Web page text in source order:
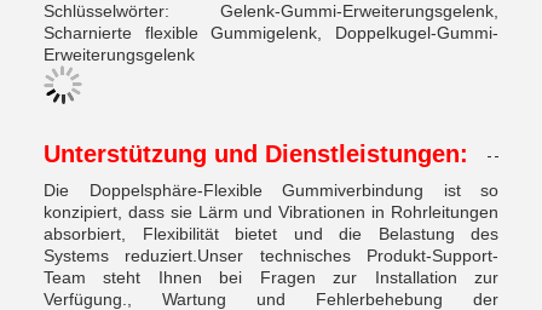
Schlüsselwörter: Gelenk-Gummi-Erweiterungsgelenk,
Scharnierte flexible Gummigelenk, Doppelkugel-Gummi-
Erweiterungsgelenk
Unterstützung und Dienstleistungen:
Die Doppelsphäre-Flexible Gummiverbindung ist so
konzipiert, dass sie Lärm und Vibrationen in Rohrleitungen
absorbiert, Flexibilität bietet und die Belastung des
Systems reduziert.Unser technisches Produkt-Support-
Team steht Ihnen bei Fragen zur Installation zur
Verfügung., Wartung und Fehlerbehebung der